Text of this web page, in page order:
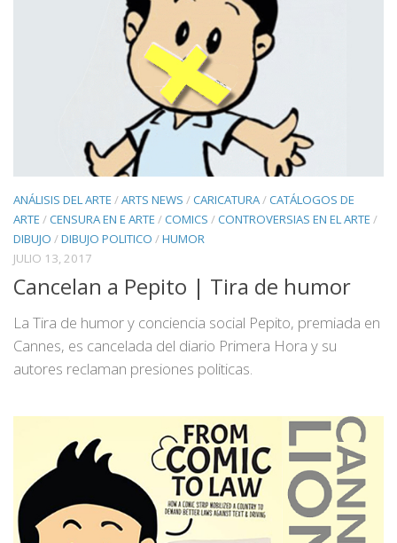
ANÁLISIS DEL ARTE /ARTS NEWS /CARICATURA/CATÁLOGOS DE
ARTE /CENSURA EN E ARTE /COMICS /CONTROVERSIAS EN EL ARTE /
DIBUJO /DIBUJO POLITICO /HUMOR
JULIO 13, 2017
Cancelan a Pepito | Tira de humor
La Tira de humor y conciencia social Pepito, premiada en
Cannes, es cancelada del diario Primera Hora y su
autores reclaman presiones politicas.